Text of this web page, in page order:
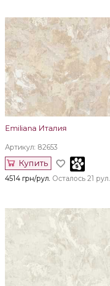
Emiliana Италия
Артикул: 82653
Купить
4514 грн/рул. Осталось 21 рул.